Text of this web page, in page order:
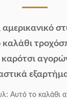
Αυτό το καλάθι